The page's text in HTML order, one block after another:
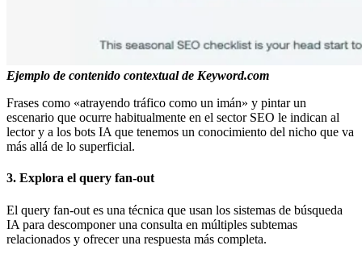
Ejemplo de contenido contextual de Keyword.com
Frases como «atrayendo tráfico como un imán» y pintar un
escenario que ocurre habitualmente en el sector SEO le indican al
lector y a los bots IA que tenemos un conocimiento del nicho que va
más allá de lo superficial.
3. Explora el query fan-out
El query fan-out es una técnica que usan los sistemas de búsqueda
IA para descomponer una consulta en múltiples subtemas
relacionados y ofrecer una respuesta más completa.